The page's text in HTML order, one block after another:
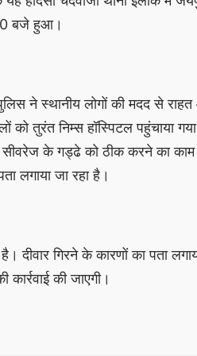
बजे हुआ।
ने स्थानीय लोगों की मदद से
को तुरंत निम्स हॉस्पिटल पहुंचाया
के गड्ढे को ठीक करने का
लगाया जा रहा है।
गिरने के कारणों का पता
की जाएगी।